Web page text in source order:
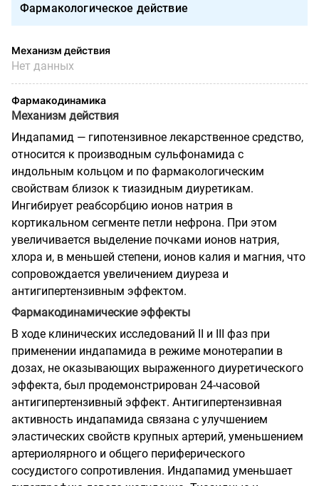
Фармакологическое действие
Механизм действия
Нет данных
Фармакодинамика
Механизм действия
Индапамид — гипотензивное лекарственное средство,
относится к производным сульфонамида с
индольным кольцом и по фармакологическим
свойствам близок к тиазидным диуретикам.
Ингибирует реабсорбцию ионов натрия в
кортикальном сегменте петли нефрона. При этом
увеличивается выделение почками ионов натрия,
хлора и, в меньшей степени, ионов калия и магния, что
сопровождается увеличением диуреза и
антигипертензивным эффектом.
Фармакодинамические эффекты
В ходе клинических исследований II и III фаз при
применении индапамида в режиме монотерапии в
дозах, не оказывающих выраженного диуретического
эффекта, был продемонстрирован 24-часовой
антигипертензивный эффект. Антигипертензивная
активность индапамида связана с улучшением
эластических свойств крупных артерий, уменьшением
артериолярного и общего периферического
сосудистого сопротивления. Индапамид уменьшает